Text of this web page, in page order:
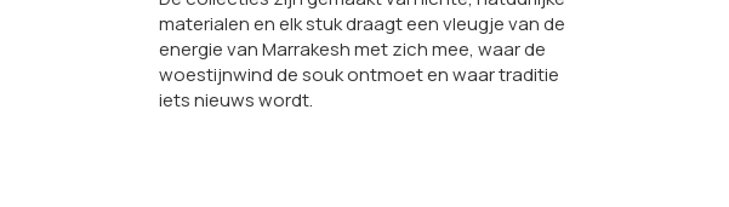
materialen en elk stuk draagt een vleugje van de
energie van Marrakesh met zich mee, waar de
woestijnwind de souk ontmoet en waar traditie
iets nieuws wordt.